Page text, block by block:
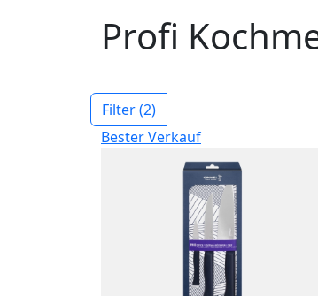
Profi
Filter(2)
Bester Verkauf